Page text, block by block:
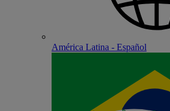
América Latina - Español